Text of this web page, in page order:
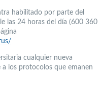
habilitado por parte del
las 24 horas del día (600 360
cualquier nueva
los protocolos que emanen